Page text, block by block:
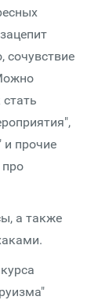
сочувствие
и прочие
про
а также